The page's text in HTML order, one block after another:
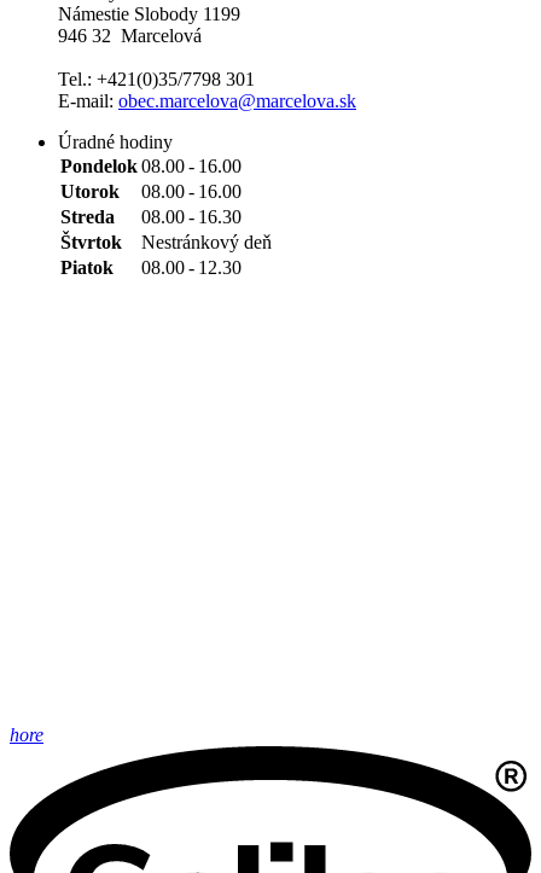
Námestie Slobody 1199
946 32 Marcelová
Tel.: +421(0)35/7798 301
E-mail: obec.marcelova@marcelova.sk
Úradné hodiny
Pondelok08.00- 16.00
Utorok
08.00- 16.00
Streda
08.00- 16.30
Štvrtok
Nestránkový deň
Piatok
08.00- 12.30
hore